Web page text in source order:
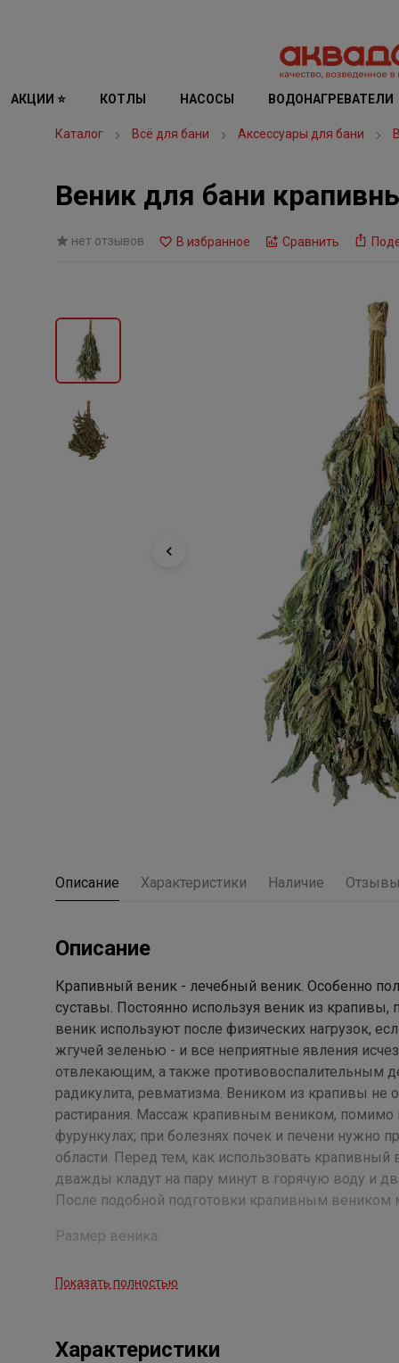
АКЦИИ ⭐ КОТЛЫ НАСОСЫ ВОДОНАГРЕВАТЕЛИ
Каталог Всё для бани Аксессуары для бани
Веник для бани
нет отзывов В избранное Сравнить
Описание Характеристики Наличие Отзывы
Описание
Крапивный веник - лечебный веник. Особенно
суставы. Постоянно используя веник из
веник используют после физических нагрузок,
жгучей зеленью - и все неприятные явления
отвлекающим, а также противовоспалительным
радикулита, ревматизма. Веником из крапивы не
растирания. Массаж крапивным веником, помимо
фурункулах; при болезнях почек и печени нужно
области. Перед тем, как использовать крапивный
дважды кладут на пару минут в горячую воду и
После подобной подготовки крапивным веником
Размер веника:
Показать полностью
Характеристики